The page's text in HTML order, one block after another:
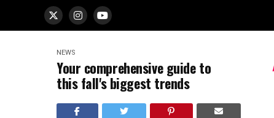
NEWS
Your comprehensive guide to
this fall's biggest trends